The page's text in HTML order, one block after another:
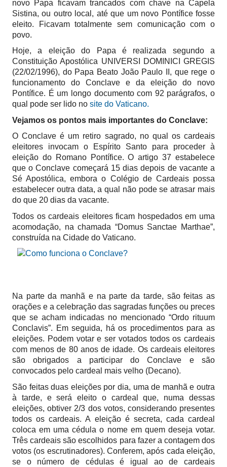
novo Papa ficavam trancados com chave na Capela
Sistina, ou outro local, até que um novo Pontífice fosse
eleito. Ficavam totalmente sem comunicação com o
povo.
Hoje, a eleição do Papa é realizada segundo a
Constituição Apostólica UNIVERSI DOMINICI GREGIS
(22/02/1996), do Papa Beato João Paulo II, que rege o
funcionamento do Conclave e da eleição do novo
Pontífice. É um longo documento com 92 parágrafos, o
qual pode ser lido no site do Vaticano.
Vejamos os pontos mais importantes do Conclave:
O Conclave é um retiro sagrado, no qual os cardeais
eleitores invocam o Espírito Santo para proceder à
eleição do Romano Pontífice. O artigo 37 estabelece
que o Conclave começará 15 dias depois de vacante a
Sé Apostólica, embora o Colégio de Cardeais possa
estabelecer outra data, a qual não pode se atrasar mais
do que 20 dias da vacante.
Todos os cardeais eleitores ficam hospedados em uma
acomodação, na chamada “Domus Sanctae Marthae”,
construída na Cidade do Vaticano.
Na parte da manhã e na parte da tarde, são feitas as
orações e a celebração das sagradas funções ou preces
que se acham indicadas no mencionado “Ordo rituum
Conclavis”. Em seguida, há os procedimentos para as
eleições. Podem votar e ser votados todos os cardeais
com menos de 80 anos de idade. Os cardeais eleitores
são obrigados a participar do Conclave e são
convocados pelo cardeal mais velho (Decano).
São feitas duas eleições por dia, uma de manhã e outra
à tarde, e será eleito o cardeal que, numa dessas
eleições, obtiver 2/3 dos votos, considerando presentes
todos os cardeais. A eleição é secreta, cada cardeal
coloca em uma cédula o nome em quem deseja votar.
Três cardeais são escolhidos para fazer a contagem dos
votos (os escrutinadores). Conferem, após cada eleição,
se o número de cédulas é igual ao de cardeais